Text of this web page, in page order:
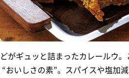
がギュッと詰まったカレールウ
おいしさの素”。スパイスや塩加